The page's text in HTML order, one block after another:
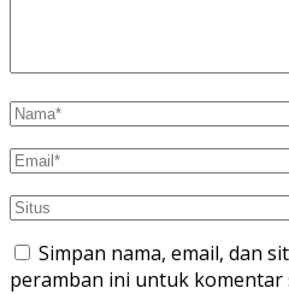
Simpan nama, email, dan
peramban ini untuk komentar